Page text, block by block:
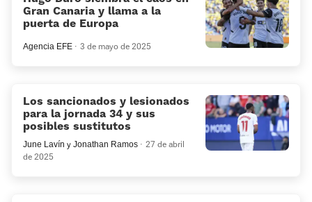
Gran Canaria y llama a la
puerta de Europa
Agencia EFE 3 de mayo de 2025
Los sancionados y lesionados
para la jornada 34 y sus
posibles sustitutos
June Lavín y Jonathan Ramos
27 de abril
de 2025